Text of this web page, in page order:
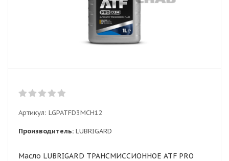
Артикул: LGPATFD3MCH12
Производитель: LUBRIGARD
Масло LUBRIGARD ТРАНСМИССИОННОЕ ATF PRO